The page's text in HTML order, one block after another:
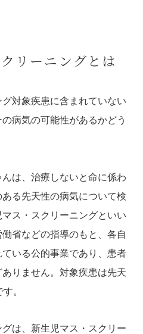
リーニングとは
対象疾患に含まれていない
病気の可能性があるかどう
は、治療しないと命に係わ
る先天性の病気について検
ス・スクリーニングといい
省などの指導のもと、各自
いる公的事業であり、患者
りません。対象疾患は先天
。
は、新生児マス・スクリー